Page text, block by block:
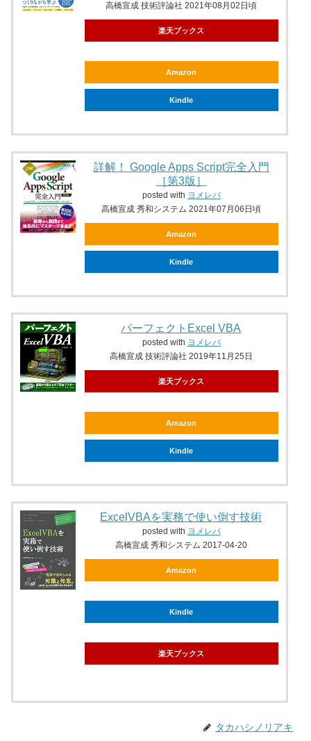
高橋宣成 技術評論社 2021年08月02日頃
楽天ブックス
Amazon
Kindle
詳解！ Google Apps Script完全入門
［第3版］
posted with ヨメレバ
高橋宣成 秀和システム 2021年07月06日頃
Amazon
Kindle
パーフェクトExcel VBA
posted with ヨメレバ
高橋宣成 技術評論社 2019年11月25日
楽天ブックス
Amazon
Kindle
ExcelVBAを実務で使い倒す技術
posted with ヨメレバ
高橋宣成 秀和システム 2017-04-20
Amazon
Kindle
楽天ブックス
タカハシノリアキ